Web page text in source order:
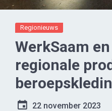
Regionieuws
WerkSaam
regionale
mensen die
22 november 2023